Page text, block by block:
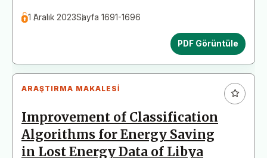
1 Aralık 2023Sayfa 1691-1696
PDF Görüntüle
ARAŞTIRMA MAKALESI
Improvement of Classification
Algorithms for Energy Saving
in Lost Energy Data of Libya